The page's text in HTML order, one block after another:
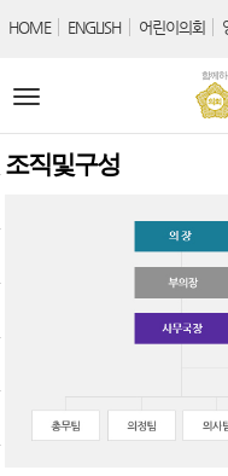
함께하
HOME ENGLISH 어린이의회
전
메
뉴
조직및구성